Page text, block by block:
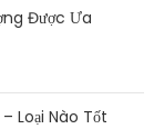
Được Ưa
Loại Nào Tốt